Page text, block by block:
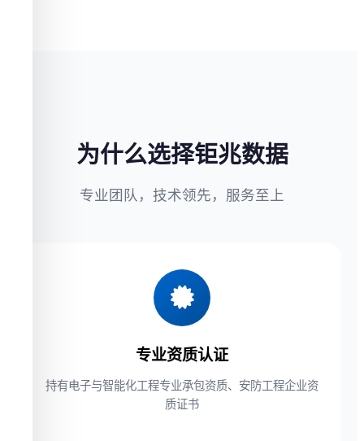
为什么选择钜兆数据
专业团队，技术领先，服务至上
专业资质认证
持有电子与智能化工程专业承包资质、安防工程企业资
质证书